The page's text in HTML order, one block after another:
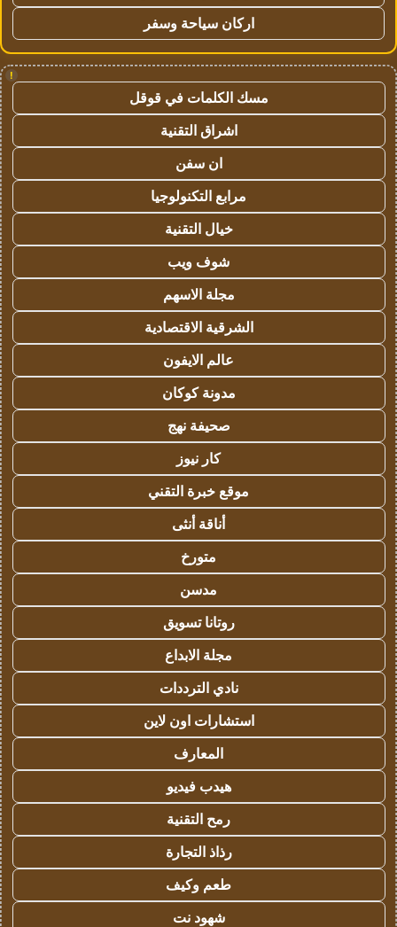
اركان سياحة وسفر
!
مسك الكلمات في قوقل
اشراق التقنية
ان سفن
مرابع التكنولوجيا
خيال التقنية
شوف ويب
مجلة الاسهم
الشرقية الاقتصادية
عالم الايفون
مدونة كوكان
صحيفة نهج
كار نيوز
موقع خبرة التقني
أناقة أنثى
متورخ
مدسن
روتانا تسويق
مجلة الابداع
نادي الترددات
استشارات اون لاين
المعارف
هيدب فيديو
رمح التقنية
رذاذ التجارة
طعم وكيف
شهود نت